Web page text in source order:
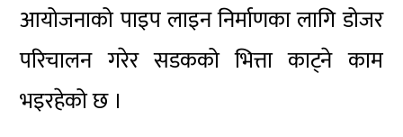
आयोजनाको पाइप लाइन निर्माणका लागि डोजर
परिचालन गरेर सडकको भित्ता काट्ने काम
भइरहेको छ ।